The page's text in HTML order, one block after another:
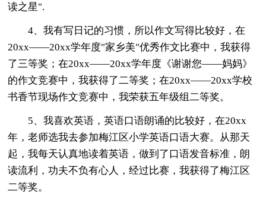
读之星".
4、我有写日记的习惯，所以作文写得比较好，在
20xx——20xx学年度"家乡美"优秀作文比赛中，我获得
了三等奖；在20xx——20xx学年度《谢谢您——妈妈》
的作文竞赛中，我获得了二等奖；在20xx——20xx学校
书香节现场作文竞赛中，我荣获五年级组二等奖。
5、我喜欢英语，英语口语朗诵的比较好，在20xx
年，老师选我去参加梅江区小学英语口语大赛。从那天
起，我每天认真地读着英语，做到了口语发音标准，朗
读流利，功夫不负有心人，经过比赛，我获得了梅江区
二等奖。